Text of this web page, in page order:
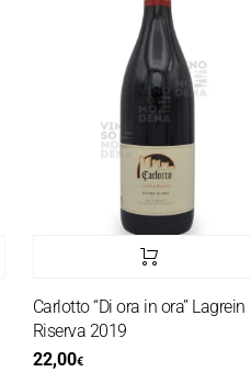
Carlotto “Di ora in ora” Lagrein
Riserva 2019
22,00€